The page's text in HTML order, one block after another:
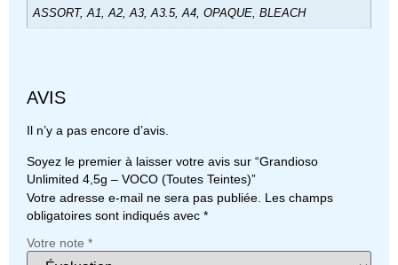
ASSORT, A1, A2, A3, A3.5, A4, OPAQUE, BLEACH
AVIS
Il n’y a pas encore d’avis.
Soyez le premier à laisser votre avis sur “Grandioso
Unlimited 4,5g – VOCO (Toutes Teintes)”
Votre adresse e-mail ne sera pas publiée. Les champs
obligatoires sont indiqués avec *
Votre note *